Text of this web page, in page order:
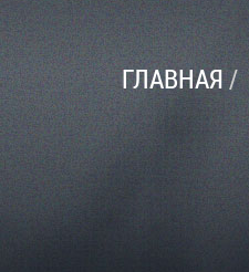
ГЛАВНАЯ